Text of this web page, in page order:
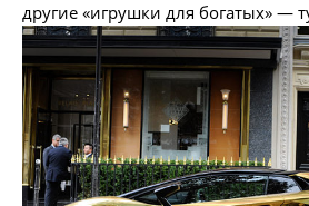
другие «игрушки для богатых» —